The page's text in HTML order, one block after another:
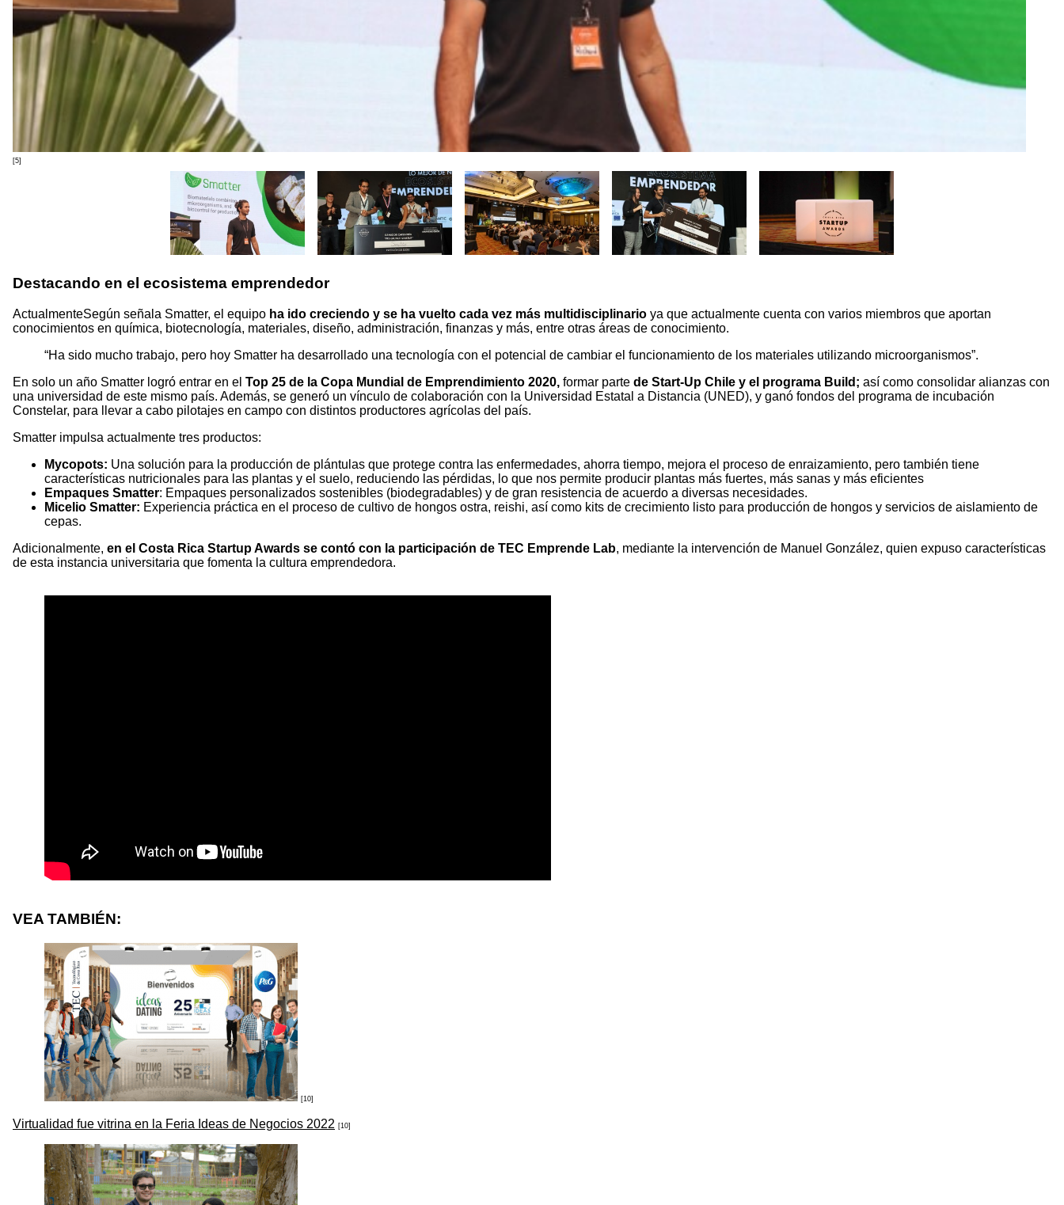
[5]
Destacando en el ecosistema emprendedor
ActualmenteSegún señala Smatter, el equipo ha ido creciendo y se ha vuelto cada vez más multidisciplinario ya que actualmente cuenta con varios miembros que aportan
conocimientos en química, biotecnología, materiales, diseño, administración, finanzas y más, entre otras áreas de conocimiento.
“Ha sido mucho trabajo, pero hoy Smatter ha desarrollado una tecnología con el potencial de cambiar el funcionamiento de los materiales utilizando microorganismos”.
En solo un año Smatter logró entrar en el Top 25 de la Copa Mundial de Emprendimiento 2020, formar parte de Start-Up Chile y el programa Build; así como consolidar alianzas con
una universidad de este mismo país. Además, se generó un vínculo de colaboración con la Universidad Estatal a Distancia (UNED), y ganó fondos del programa de incubación
Constelar, para llevar a cabo pilotajes en campo con distintos productores agrícolas del país.
Smatter impulsa actualmente tres productos:
Mycopots: Una solución para la producción de plántulas que protege contra las enfermedades, ahorra tiempo, mejora el proceso de enraizamiento, pero también tiene
características nutricionales para las plantas y el suelo, reduciendo las pérdidas, lo que nos permite producir plantas más fuertes, más sanas y más eficientes
Empaques Smatter: Empaques personalizados sostenibles (biodegradables) y de gran resistencia de acuerdo a diversas necesidades.
Micelio Smatter: Experiencia práctica en el proceso de cultivo de hongos ostra, reishi, así como kits de crecimiento listo para producción de hongos y servicios de aislamiento de
cepas.
Adicionalmente, en el Costa Rica Startup Awards se contó con la participación de TEC Emprende Lab, mediante la intervención de Manuel González, quien expuso características
de esta instancia universitaria que fomenta la cultura emprendedora.
VEA TAMBIÉN:
[10]
Virtualidad fue vitrina en la Feria Ideas de Negocios 2022 [10]